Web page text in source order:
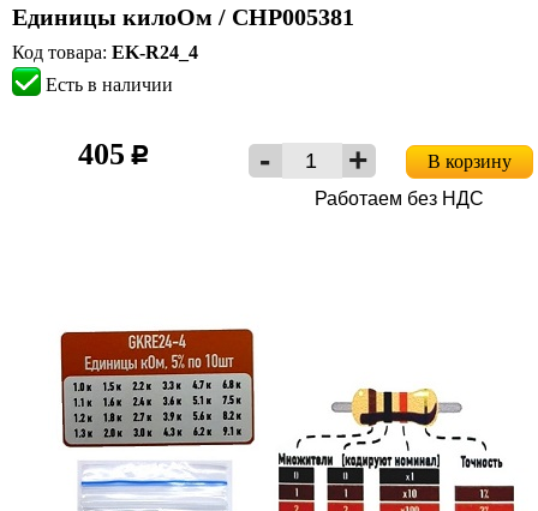
Единицы килоОм / CHP005381
Код товара: EK-R24_4
Есть в наличии
405 c
В корзину
Работаем без НДС